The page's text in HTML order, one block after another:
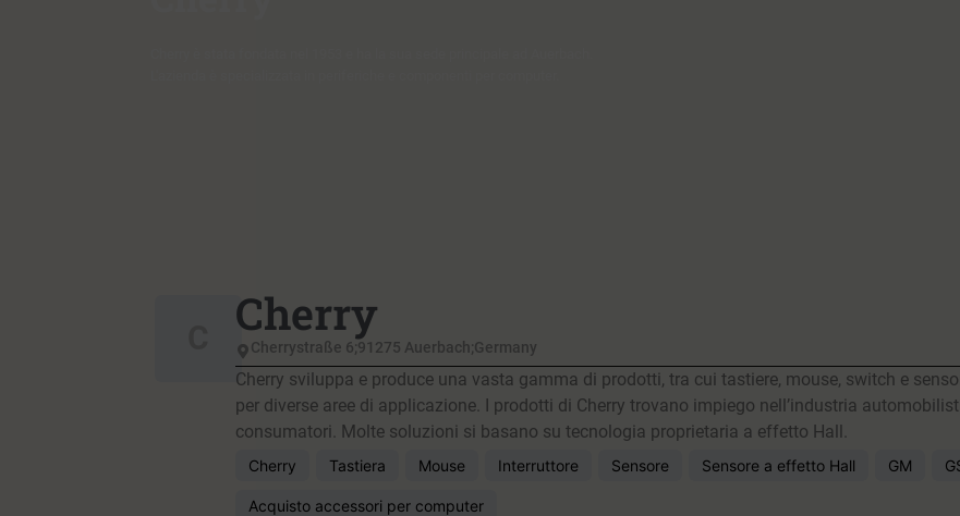
Cherry
Cherrystraße 6;91275 Auerbach;Germany
Cherry sviluppa e produce una vasta gamma di prodotti, tra cui tastiere, mouse, switch e
per diverse aree di applicazione. I prodotti di Cherry trovano impiego nell’industria
consumatori. Molte soluzioni si basano su tecnologia proprietaria a effetto Hall.
Cherry Tastiera Mouse Interruttore Sensore Sensore a effetto Hall GM
Acquisto accessori per computer